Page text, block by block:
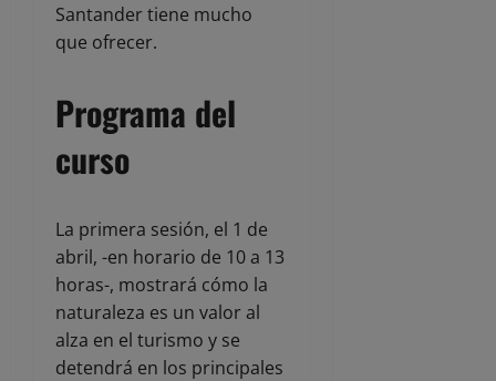
Santander tiene mucho
que ofrecer.
Programa del
curso
La primera sesión, el 1 de
abril, -en horario de 10 a 13
horas-, mostrará cómo la
naturaleza es un valor al
alza en el turismo y se
detendrá en los principales